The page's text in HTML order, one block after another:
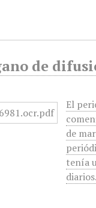
de
El
de
tenía